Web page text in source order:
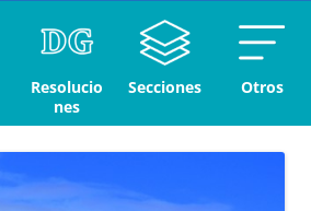
Resolucio
nes
Secciones Otros